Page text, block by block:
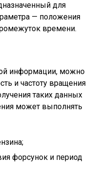
для
— положения
времени.
информации, можно
и частоту вращения
таких данных
может выполнять
форсунок и период